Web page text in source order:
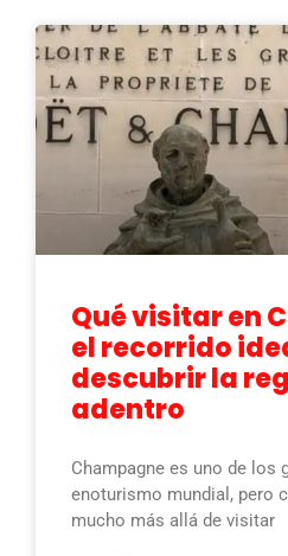
Qué visitar en
el recorrido
descubrir la
adentro
Champagne es uno de los
enoturismo mundial, pero
mucho más allá de visitar